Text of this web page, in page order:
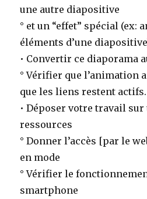
une autre diapositive
° et un “effet” spécial (ex:
éléments d’une
• Convertir ce diaporama
° Vérifier que l’animation
que les liens restent actifs.
• Déposer votre travail
ressources
° Donner l’accès [par le
en mode
° Vérifier le
smartphone